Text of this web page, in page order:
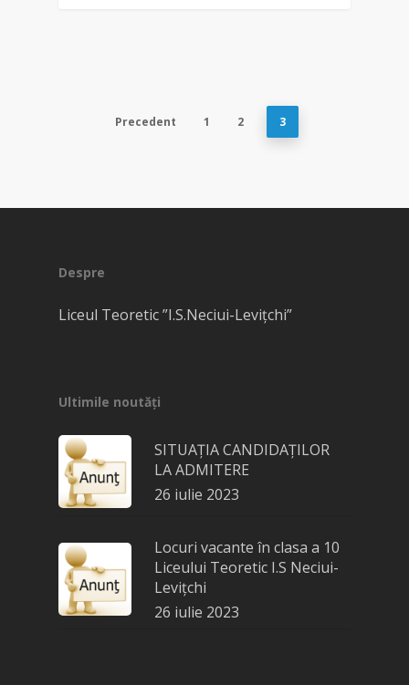
Precedent 1 2 3
Despre
Liceul Teoretic ”I.S.Neciui-Levițchi”
Ultimile noutăți
SITUAȚIA CANDIDAȚILOR
LA ADMITERE
26 iulie 2023
Locuri vacante în clasa a 10
Liceului Teoretic I.S Neciui-
Levițchi
26 iulie 2023